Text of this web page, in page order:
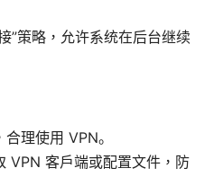
”策略，允许系统在后台继续
理使用 VPN。
VPN 客户端或配置文件，防